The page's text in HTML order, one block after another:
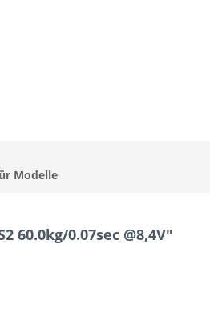
Modelle
60.0kg/0.07sec @8,4V"